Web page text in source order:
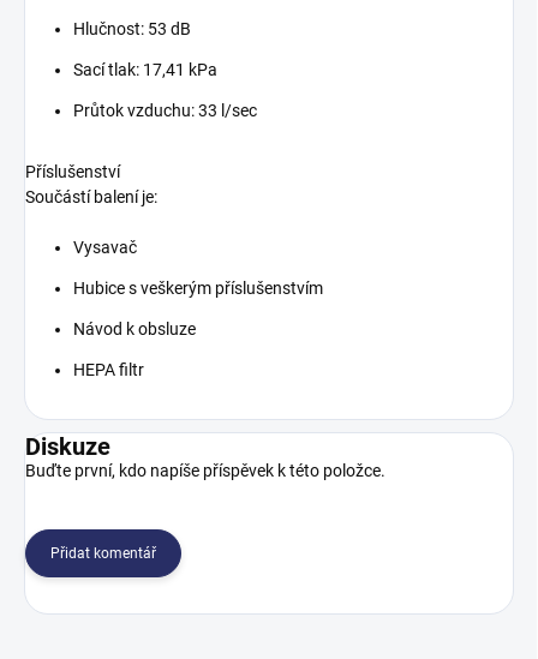
Hlučnost: 53 dB
Sací tlak: 17,41 kPa
Průtok vzduchu: 33 l/sec
Příslušenství
Součástí balení je:
Vysavač
Hubice s veškerým příslušenstvím
Návod k obsluze
HEPA filtr
Diskuze
Buďte první, kdo napíše příspěvek k této položce.
Přidat komentář